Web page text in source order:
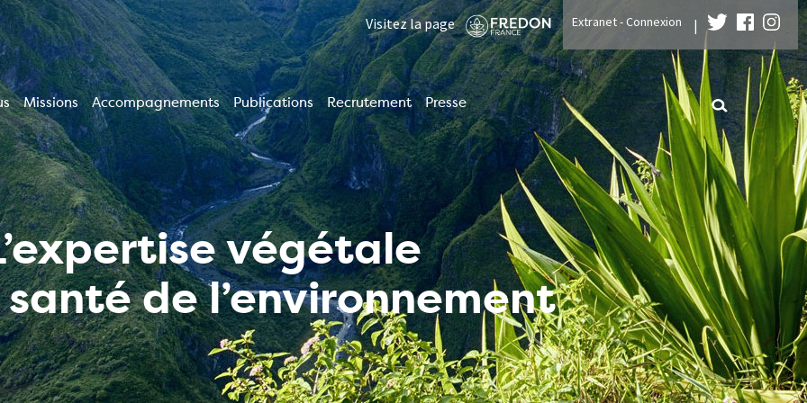
Visitez la page Extranet - Connexion |
Missions Accompagnements Publications Recrutement Presse
végétale
de l’environnement